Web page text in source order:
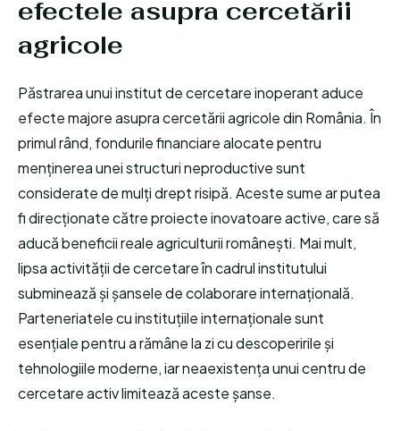
efectele asupra cercetării
agricole
Păstrarea unui institut de cercetare inoperant aduce
efecte majore asupra cercetării agricole din România. În
primul rând, fondurile financiare alocate pentru
menținerea unei structuri neproductive sunt
considerate de mulți drept risipă. Aceste sume ar putea
fi direcționate către proiecte inovatoare active, care să
aducă beneficii reale agriculturii românești. Mai mult,
lipsa activității de cercetare în cadrul institutului
subminează și șansele de colaborare internațională.
Parteneriatele cu instituțiile internaționale sunt
esențiale pentru a rămâne la zi cu descoperirile și
tehnologiile moderne, iar neaexistența unui centru de
cercetare activ limitează aceste șanse.